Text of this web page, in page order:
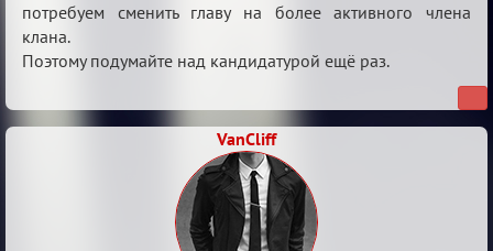
потребуем сменить главу на более активного члена
клана.
Поэтому подумайте над кандидатурой ещё раз.
VanCliff